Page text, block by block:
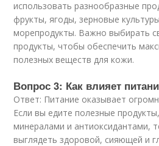
использовать разнообразные
фрукты, ягоды, зерновые
морепродукты. Важно выбирать
продукты, чтобы обеспечить
полезных веществ для кожи.
Вопрос 3: Как влияет
Ответ: Питание оказывает
Если вы едите полезные
минералами и антиоксидантами,
выглядеть здоровой, сияющей и